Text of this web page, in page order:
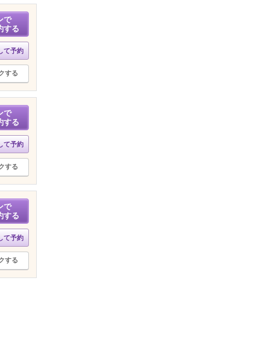
で
する
て予約
する
で
する
て予約
する
で
する
て予約
する